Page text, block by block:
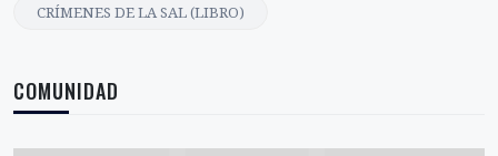
CRÍMENES DE LA SAL (LIBRO)
COMUNIDAD